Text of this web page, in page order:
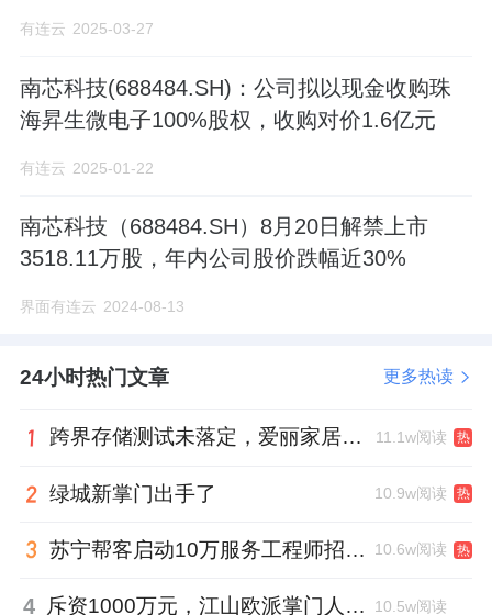
有连云 2025-03-27
南芯科技(688484.SH)：公司拟以现金收购珠
海昇生微电子100%股权，收购对价1.6亿元
有连云 2025-01-22
南芯科技（688484.SH）8月20日解禁上市
3518.11万股，年内公司股价跌幅近30%
界面有连云 2024-08-13
24小时热门文章 更多热读
跨界存储测试未落定，爱丽家居复牌前自揭多重风险 11.1w阅读 热
绿城新掌门出手了 10.9w阅读 热
苏宁帮客启动10万服务工程师招募，服务团队将翻番 10.6w阅读 热
4 斥资1000万元，江山欧派掌门人吴水根加码创投基金 10.5w阅读